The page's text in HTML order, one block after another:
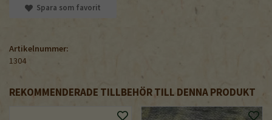
Spara som favorit
Artikelnummer:
1304
REKOMMENDERADE TILLBEHÖR TILL DENNA PRODUKT